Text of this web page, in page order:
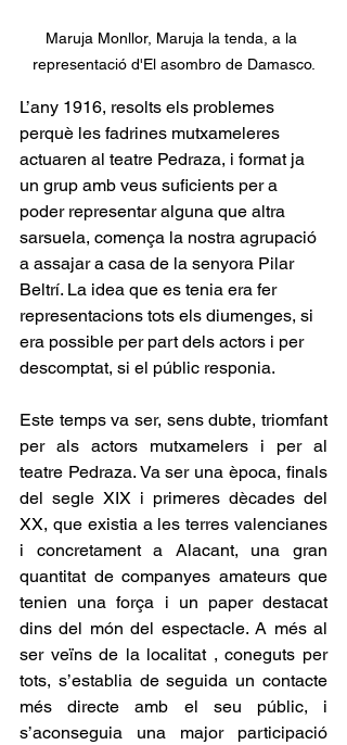
Maruja Monllor, Maruja la tenda, a la
representació d'El asombro de Damasco.
L’any 1916, resolts els problemes
perquè les fadrines mutxameleres
actuaren al teatre Pedraza, i format ja
un grup amb veus suficients per a
poder representar alguna que altra
sarsuela, comença la nostra agrupació
a assajar a casa de la senyora Pilar
Beltrí. La idea que es tenia era fer
representacions tots els diumenges, si
era possible per part dels actors i per
descomptat, si el públic responia.
Este temps va ser, sens dubte, triomfant
per als actors mutxamelers i per al
teatre Pedraza. Va ser una època, finals
del segle XIX i primeres dècades del
XX, que existia a les terres valencianes
i concretament a Alacant, una gran
quantitat de companyes amateurs que
tenien una força i un paper destacat
dins del món del espectacle. A més al
ser veïns de la localitat , coneguts per
tots, s’establia de seguida un contacte
més directe amb el seu públic, i
s’aconseguia una major participació